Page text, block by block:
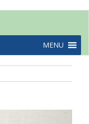
MENU